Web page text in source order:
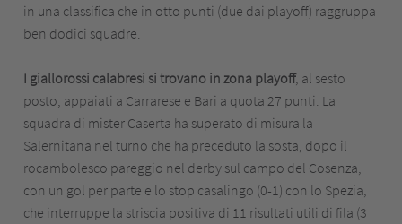
in una classifica che in otto punti (due dai playoff) raggruppa
ben dodici squadre.
I giallorossi calabresi si trovano in zona playoff, al sesto
posto, appaiati a Carrarese e Bari a quota 27 punti. La
squadra di mister Caserta ha superato di misura la
Salernitana nel turno che ha preceduto la sosta, dopo il
rocambolesco pareggio nel derby sul campo del Cosenza,
con un gol per parte e lo stop casalingo (0-1) con lo Spezia,
che interruppe la striscia positiva di 11 risultati utili di fila (3